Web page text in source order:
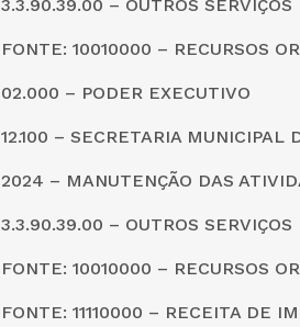
3.3.90.39.00 – OUTROS
FONTE: 10010000 – RECURSOS
02.000 – PODER EXECUTIVO
12.100 – SECRETARIA MUNICIPAL
2024 – MANUTENÇÃO DAS
3.3.90.39.00 – OUTROS
FONTE: 10010000 – RECURSOS
FONTE: 11110000 – RECEITA DE